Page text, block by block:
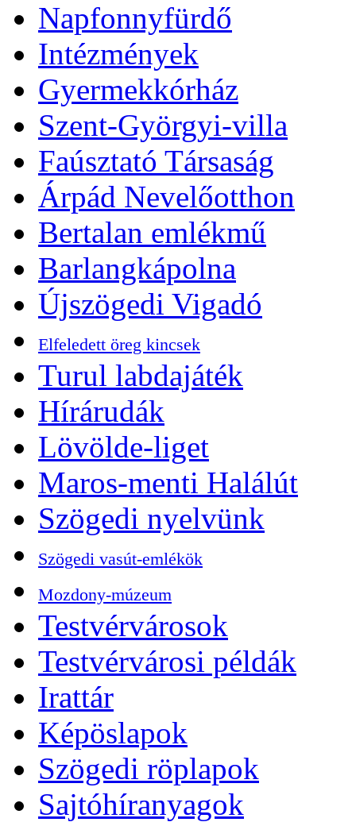
Napfonnyfürdő
Intézmények
Gyermekkórház
Szent-Györgyi-villa
Faúsztató Társaság
Árpád Nevelőotthon
Bertalan emlékmű
Barlangkápolna
Újszögedi Vigadó
Elfeledett öreg kincsek
Turul labdajáték
Hírárudák
Lövölde-liget
Maros-menti Halálút
Szögedi nyelvünk
Szögedi vasút-emlékök
Mozdony-múzeum
Testvérvárosok
Testvérvárosi példák
Irattár
Képöslapok
Szögedi röplapok
Sajtóhíranyagok